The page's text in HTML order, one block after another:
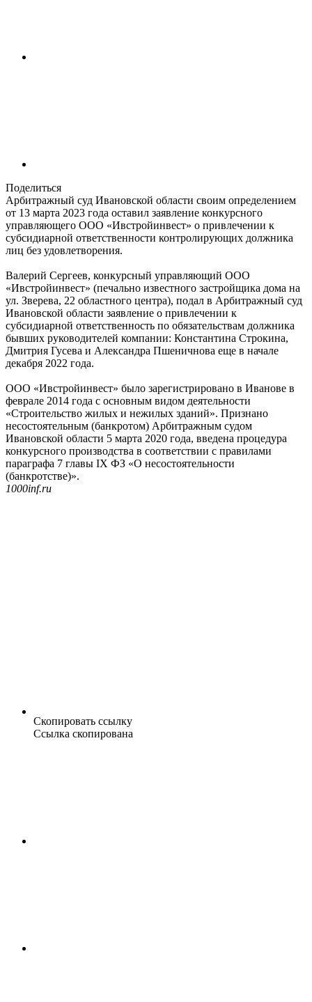
Поделиться
Арбитражный суд Ивановской области своим определением
от 13 марта 2023 года оставил заявление конкурсного
управляющего ООО «Ивстройинвест» о привлечении к
субсидиарной ответственности контролирующих должника
лиц без удовлетворения.
Валерий Сергеев, конкурсный управляющий ООО
«Ивстройинвест» (печально известного застройщика дома на
ул. Зверева, 22 областного центра), подал в Арбитражный суд
Ивановской области заявление о привлечении к
субсидиарной ответственность по обязательствам должника
бывших руководителей компании: Константина Строкина,
Дмитрия Гусева и Александра Пшеничнова еще в начале
декабря 2022 года.
ООО «Ивстройинвест» было зарегистрировано в Иванове в
феврале 2014 года с основным видом деятельности
«Строительство жилых и нежилых зданий». Признано
несостоятельным (банкротом) Арбитражным судом
Ивановской области 5 марта 2020 года, введена процедура
конкурсного производства в соответствии с правилами
параграфа 7 главы IX ФЗ «О несостоятельности
(банкротстве)».
1000inf.ru
Скопировать ссылку
Ссылка скопирована